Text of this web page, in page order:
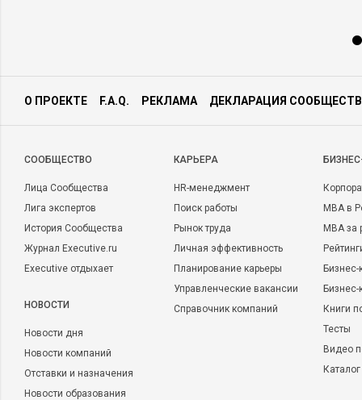
О ПРОЕКТЕ F.A.Q. РЕКЛАМА ДЕКЛАРАЦИЯ
CООБЩЕСТВО
Лица Сообщества
Лига экспертов
История Сообщества
Журнал Executive.ru
Executive отдыхает
НОВОСТИ
Новости дня
Новости компаний
Отставки и назначения
Новости образования
КАРЬЕРА
HR-менеджмент
Поиск работы
Рынок труда
Личная эффективность
Планирование карьеры
Управленческие вакансии
Справочник компаний
MBA в
MBA
Бизнес-
Книги
Тесты
Видео